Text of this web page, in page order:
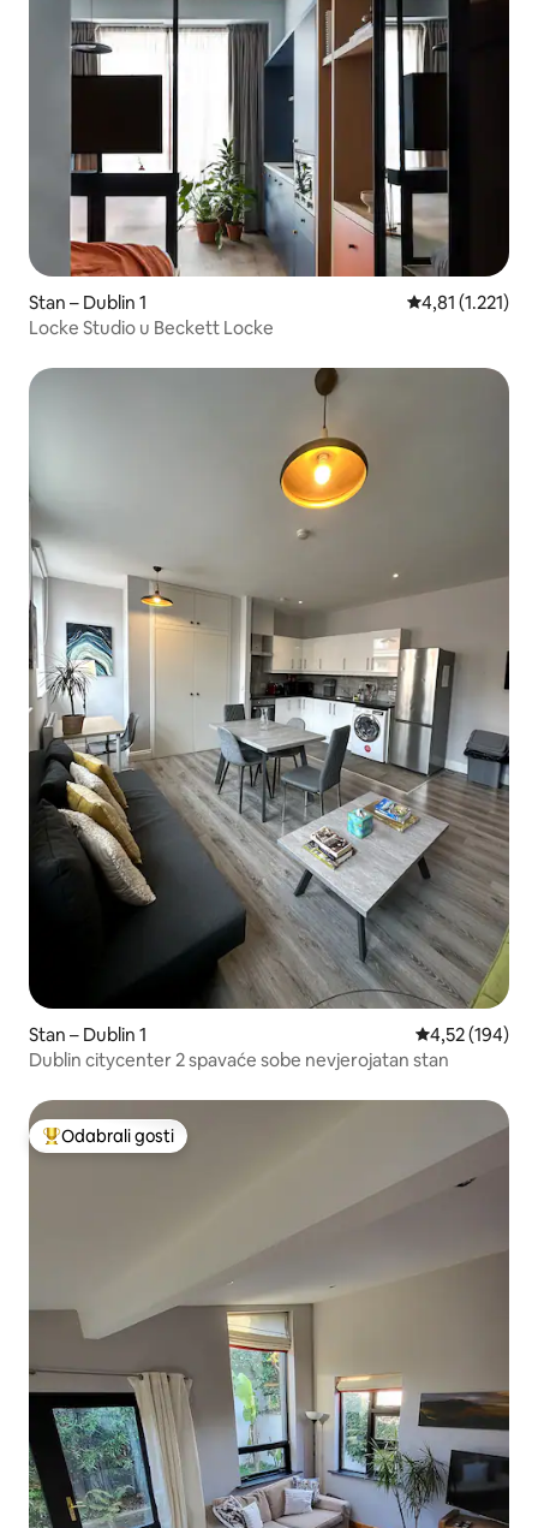
Stan – Dublin 1 Prosječna
4,81 (1.221)
Locke Studio u Beckett Locke
Stan – Dublin 1 Prosječna
4,52 (194)
Dublin citycenter 2 spavaće sobe nevjerojatan stan
Među najviše rangiranima s oznakom „Odabrali gosti”
Odabrali gosti